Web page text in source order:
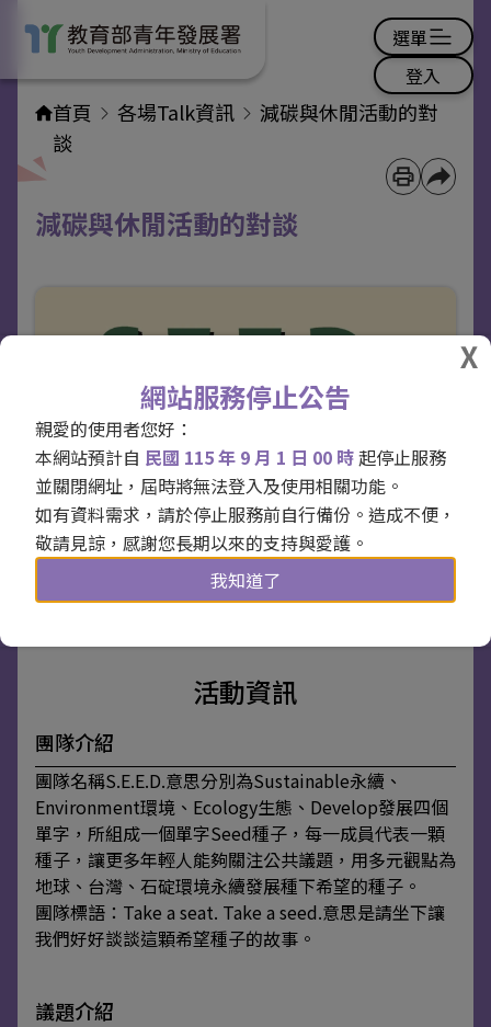
登入
選單
網站服務停止公告
親愛的使用者您好：
本網站預計自 民國 115 年 9 月 1 日 00 時起停止服務
並關閉網址，屆時將無法登入及使用相關功能。
如有資料需求，請於停止服務前自行備份。造成不便，
敬請見諒，感謝您長期以來的支持與愛護。
我知道了
首頁 各場Talk資訊
減碳與休閒活動的對
談
減碳與休閒活動的對談
活動日期 / 112年07月21日 08:30 ~ 16:00
活動地點 / 三才靈芝生態農場
團隊名稱 / S.E.E.D.
報名截止
活動資訊
團隊介紹
團隊名稱S.E.E.D.意思分別為Sustainable永續、
Environment環境、Ecology生態、Develop發展四個
單字，所組成一個單字Seed種子，每一成員代表一顆
種子，讓更多年輕人能夠關注公共議題，用多元觀點為
地球、台灣、石碇環境永續發展種下希望的種子。
團隊標語：Take a seat. Take a seed.意思是請坐下讓
我們好好談談這顆希望種子的故事。
議題介紹